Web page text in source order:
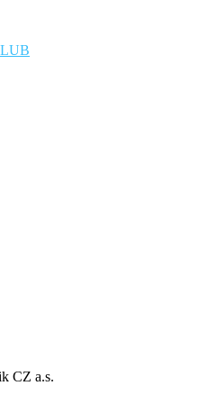
zahrnuje snídaně a večeře
restauraci, která nabízí
kuchyně
EC/MC, AMEX, Maestro
CZ a.s.